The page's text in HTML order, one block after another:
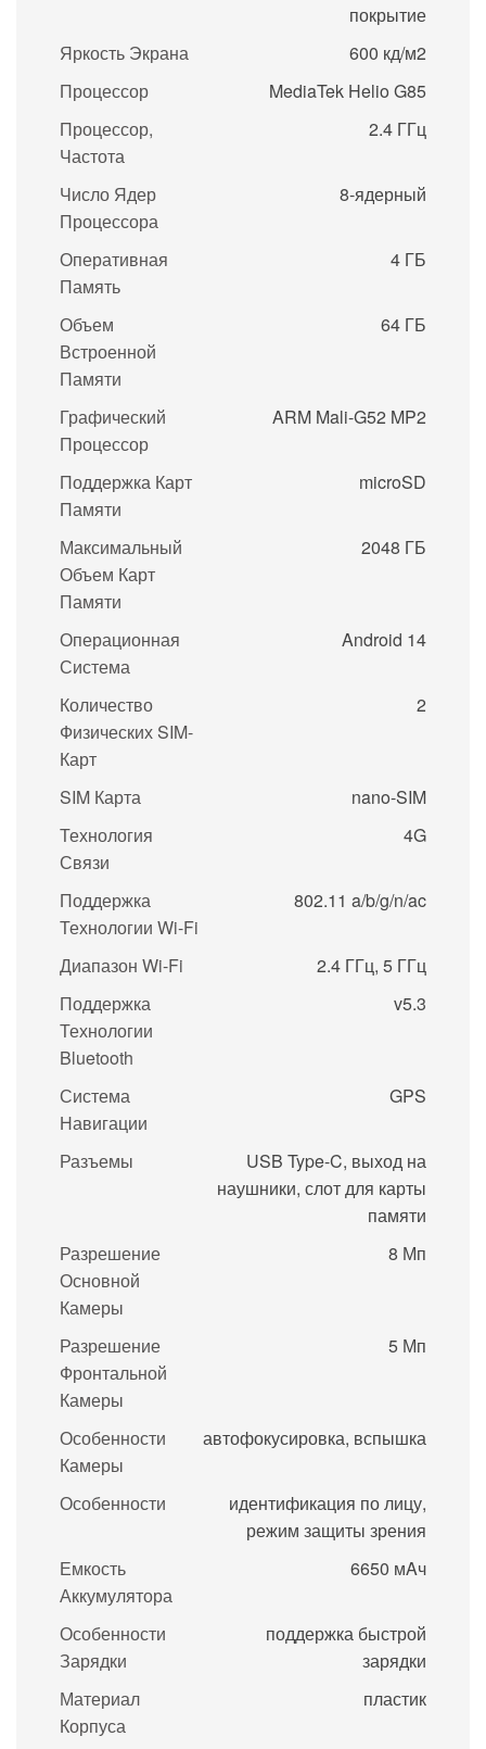
покрытие
Яркость Экрана
600 кд/м2
Процессор
MediaTek Helio G85
Процессор,
Частота
2.4 ГГц
Число Ядер
Процессора
8-ядерный
Оперативная
Память
4 ГБ
Объем
Встроенной
Памяти
64 ГБ
Графический
Процессор
ARM Mali-G52 MP2
Поддержка Карт
Памяти
microSD
Максимальный
Объем Карт
Памяти
2048 ГБ
Операционная
Система
Android 14
Количество
Физических SIM-
Карт
2
SIM Карта
nano-SIM
Технология
Связи
4G
Поддержка
Технологии Wi-Fi
802.11 a/b/g/n/ac
Диапазон Wi-Fi
2.4 ГГц, 5 ГГц
Поддержка
Технологии
Bluetooth
v5.3
Система
Навигации
GPS
Разъемы
USB Type-C, выход на
наушники, слот для карты
памяти
Разрешение
Основной
Камеры
8 Мп
Разрешение
Фронтальной
Камеры
5 Мп
Особенности
Камеры
автофокусировка, вспышка
Особенности
идентификация по лицу,
режим защиты зрения
Емкость
Аккумулятора
6650 мAч
Особенности
Зарядки
поддержка быстрой
зарядки
Материал
Корпуса
пластик